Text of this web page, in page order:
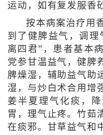
运动，如有复发服香
按本病案治疗用
到了健脾益气，调理
离四君”，患者基本
党参甘温益气，健脾
脾燥湿，辅助益气助
湿，与炒白术合用增
姜半夏理气化痰，
胃，理气止疼。竹茹
在痰邪。甘草益气和